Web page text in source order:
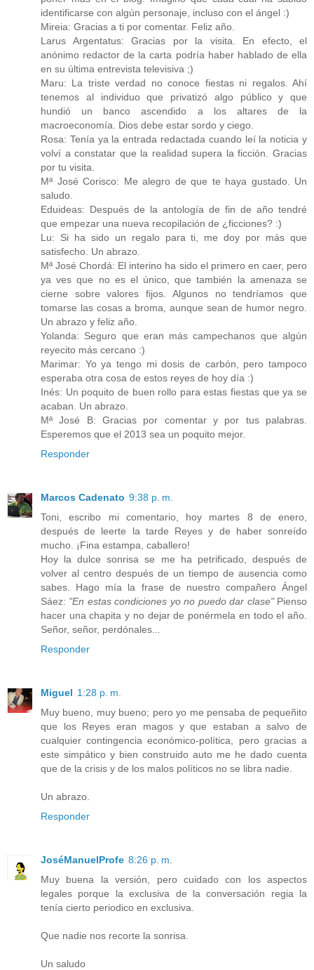
identificarse con algún personaje, incluso con el ángel :)
Mireia: Gracias a ti por comentar. Feliz año.
Larus Argentatus: Gracias por la visita. En efecto, el
anónimo redactor de la carta podría haber hablado de ella
en su última entrevista televisiva ;)
Maru: La triste verdad no conoce fiestas ni regalos. Ahí
tenemos al individuo que privatizó algo público y que
hundió un banco ascendido a los altares de la
macroeconomía. Dios debe estar sordo y ciego.
Rosa: Tenía ya la entrada redactada cuando leí la noticia y
volví a constatar que la realidad supera la ficción. Gracias
por tu visita.
Mª José Corisco: Me alegro de que te haya gustado. Un
saludo.
Eduideas: Después de la antología de fin de año tendré
que empezar una nueva recopilación de ¿ficciones? :)
Lu: Si ha sido un regalo para ti, me doy por más que
satisfecho. Un abrazo.
Mª José Chordá: El interino ha sido el primero en caer, pero
ya ves que no es el único, que también la amenaza se
cierne sobre valores fijos. Algunos no tendríamos que
tomarse las cosas a broma, aunque sean de humor negro.
Un abrazo y feliz año.
Yolanda: Seguro que eran más campechanos que algún
reyecito más cercano :)
Marimar: Yo ya tengo mi dosis de carbón, pero tampoco
esperaba otra cosa de estos reyes de hoy día :)
Inés: Un poquito de buen rollo para estas fiestas que ya se
acaban. Un abrazo.
Mª José B: Gracias por comentar y por tus palabras.
Esperemos que el 2013 sea un poquito mejor.
Responder
Marcos Cadenato 9:38 p. m.
Toni, escribo mi comentario, hoy martes 8 de enero,
después de leerte la tarde Reyes y de haber sonreído
mucho. ¡Fina estampa, caballero!
Hoy la dulce sonrisa se me ha petrificado, después de
volver al centro después de un tiempo de ausencia como
sabes. Hago mía la frase de nuestro compañero Ángel
Sáez: "En estas condiciones yo no puedo dar clase"Pienso
hacer una chapita y no dejar de ponérmela en todo el año.
Señor, señor, perdónales...
Responder
Miguel 1:28 p. m.
Muy bueno, muy bueno; pero yo me pensaba de pequeñito
que los Reyes eran magos y que estaban a salvo de
cualquier contingencia económico-política, pero gracias a
este simpático y bien construido auto me he dado cuenta
que de la crisis y de los malos políticos no se libra nadie.
Un abrazo.
Responder
JoséManuelProfe 8:26 p. m.
Muy buena la versión, pero cuidado con los aspectos
legales porque la exclusiva de la conversación regia la
tenía cierto periodico en exclusiva.
Que nadie nos recorte la sonrisa.
Un saludo